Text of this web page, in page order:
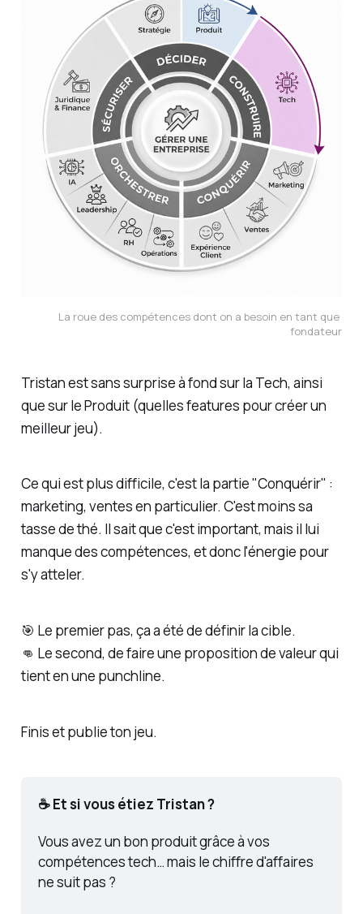
La roue des compétences dont on a besoin en tant que
fondateur
Tristan est sans surprise à fond sur la Tech, ainsi
que sur le Produit (quelles features pour créer un
meilleur jeu).
Ce qui est plus difficile, c'est la partie "Conquérir" :
marketing, ventes en particulier. C'est moins sa
tasse de thé. Il sait que c'est important, mais il lui
manque des compétences, et donc l'énergie pour
s'y atteler.
🎯 Le premier pas, ça a été de définir la cible.
👊 Le second, de faire une proposition de valeur qui
tient en une punchline.
Finis et publie ton jeu.
☕ Et si vous étiez Tristan ?
Vous avez un bon produit grâce à vos
compétences tech… mais le chiffre d'affaires
ne suit pas ?